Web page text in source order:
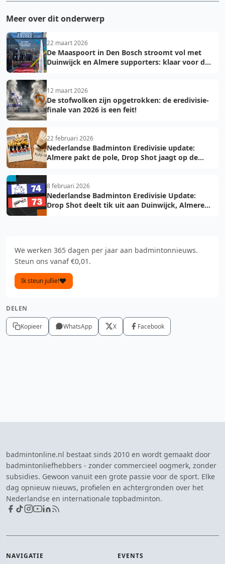
Meer over dit onderwerp
22 maart 2026
De Maaspoort in Den Bosch stroomt vol met
Duinwijck en Almere supporters: klaar voor de
12 maart 2026
De stofwolken zijn opgetrokken: de eredivisie-
finale van 2026 is een feit!
22 februari 2026
Nederlandse Badminton Eredivisie update:
Almere pakt de pole, Drop Shot jaagt op de
8 februari 2026
Nederlandse Badminton Eredivisie Update:
Drop Shot deelt tik uit aan Duinwijck, Almere
We werken 365 dagen per jaar aan badmintonnieuws.
Steun ons vanaf €0,01.
Ik steun jullie!
DELEN
Kopieer WhatsApp X Facebook
badmintonline.nl bestaat sinds 2010 en wordt gemaakt door
badmintonliefhebbers - zonder commercieel oogmerk, zonder
subsidies. Gewoon vanuit een grote passie voor de sport. Elke
dag opnieuw nieuws, profielen en achtergronden over het
Nederlandse en internationale topbadminton.
NAVIGATIE EVENTS